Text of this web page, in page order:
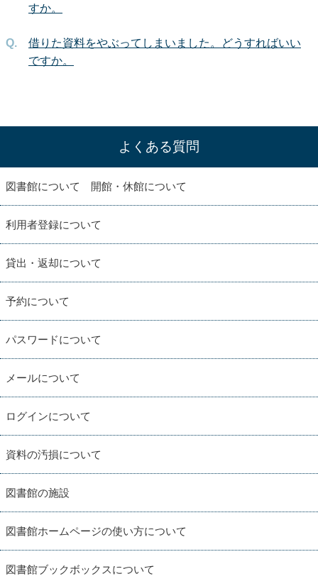
すか。
借りた資料をやぶってしまいました。どうすればいい
ですか。
よくある質問
図書館について 開館・休館について
利用者登録について
貸出・返却について
予約について
パスワードについて
メールについて
ログインについて
資料の汚損について
図書館の施設
図書館ホームページの使い方について
図書館ブックボックスについて